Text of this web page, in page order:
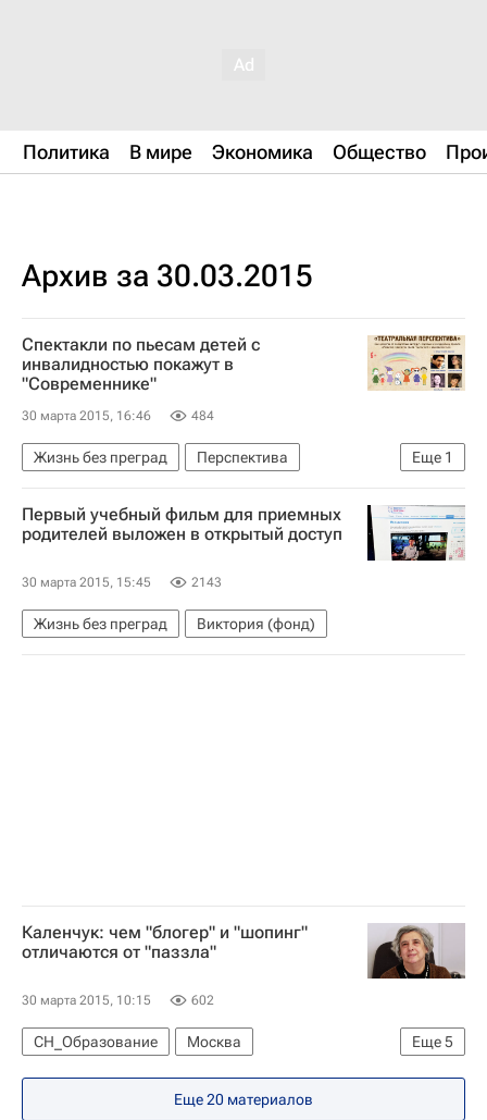
Политика В мире Экономика Общество
Архив за 30.03.2015
Спектакли по пьесам детей с
инвалидностью покажут в
"Современнике"
30 марта 2015, 16:46 484
Еще 1
Жизнь без преград
Перспектива
Детские вопросы
Первый учебный фильм для приемных
родителей выложен в открытый доступ
30 марта 2015, 15:45 2143
Жизнь без преград Виктория (фонд)
Каленчук: чем "блогер" и "шопинг"
отличаются от "паззла"
30 марта 2015, 10:15 602
Еще5
СН_Образование
Москва
Русский язык в мире
Европа
Весь мир Россия
Еще 20 материалов